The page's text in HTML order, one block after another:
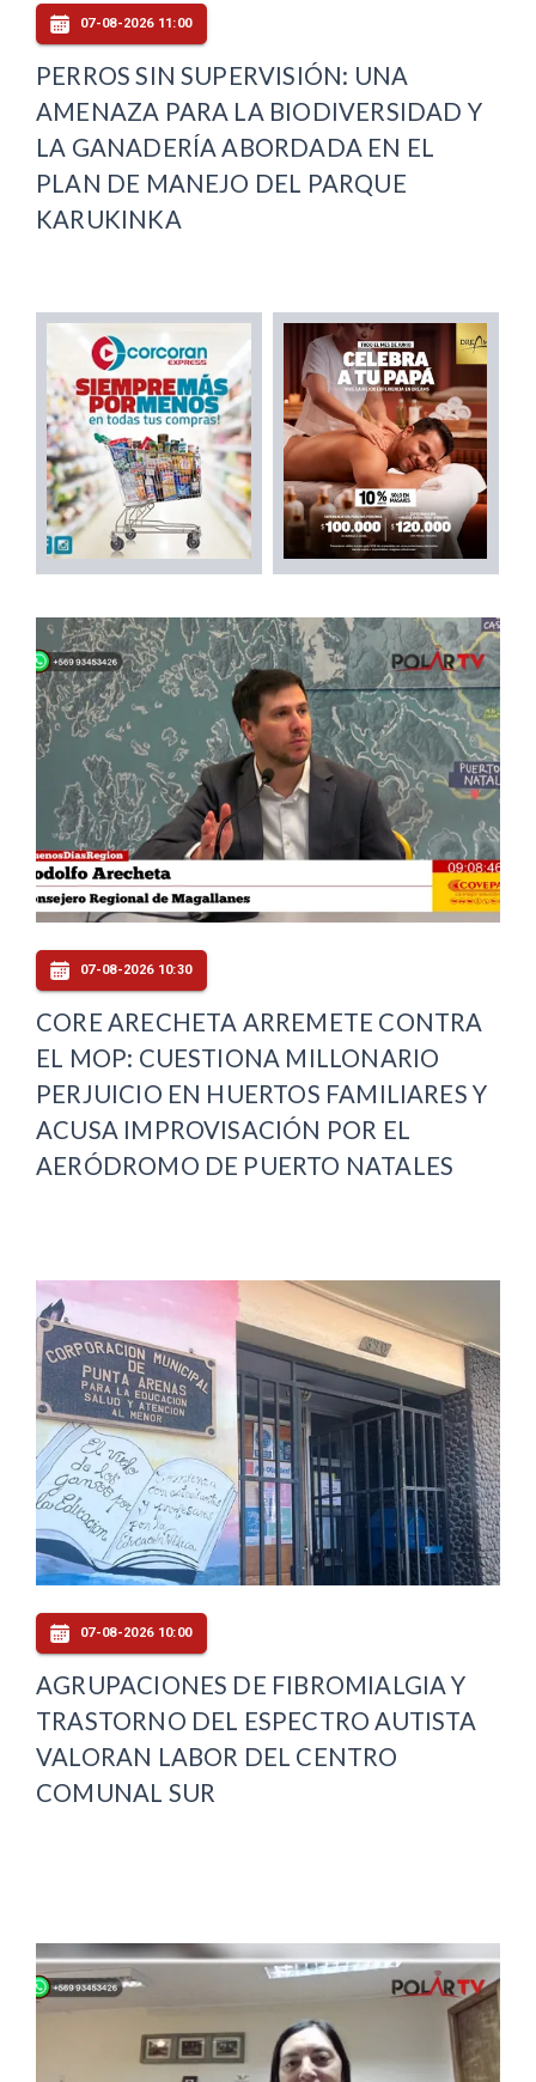
07-08-2026 11:00
PERROS SIN SUPERVISIÓN: UNA
AMENAZA PARA LA BIODIVERSIDAD Y
LA GANADERÍA ABORDADA EN EL
PLAN DE MANEJO DEL PARQUE
KARUKINKA
07-08-2026 10:30
CORE ARECHETA ARREMETE CONTRA
EL MOP: CUESTIONA MILLONARIO
PERJUICIO EN HUERTOS FAMILIARES Y
ACUSA IMPROVISACIÓN POR EL
AERÓDROMO DE PUERTO NATALES
07-08-2026 10:00
AGRUPACIONES DE FIBROMIALGIA Y
TRASTORNO DEL ESPECTRO AUTISTA
VALORAN LABOR DEL CENTRO
COMUNAL SUR